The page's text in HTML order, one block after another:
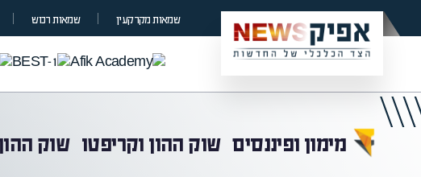
שמאות מקרקעין שמאות רכוש
מימון ופיננסים שוק ההון וקריפטו שוק